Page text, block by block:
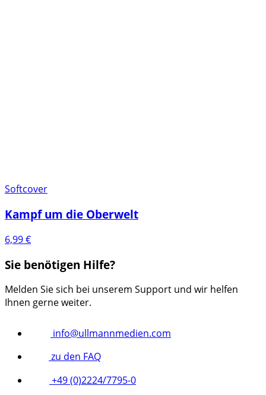
Softcover
Kampf um die Oberwelt
6,99€
Sie benötigen Hilfe?
Melden Sie sich bei unserem Support und wir helfen
Ihnen gerne weiter.
info@ullmannmedien.com
zu den FAQ
+49 (0)2224/7795-0